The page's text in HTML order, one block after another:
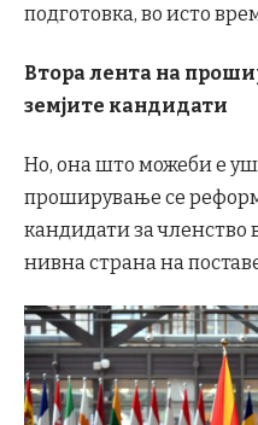
подготовка, во исто
Втора лента на
земјите кандидати
Но, она што можеби е
проширување се
кандидати за членство
нивна страна на